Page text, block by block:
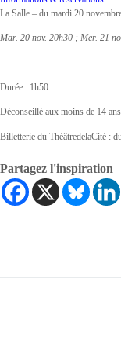
La Salle – du mardi 20
Mar. 20 nov. 20h30 ; Mer. 21
Durée : 1h50
Déconseillé aux moins de 14 ans
Billetterie du ThéâtredelaCité :
Partagez l'inspiration